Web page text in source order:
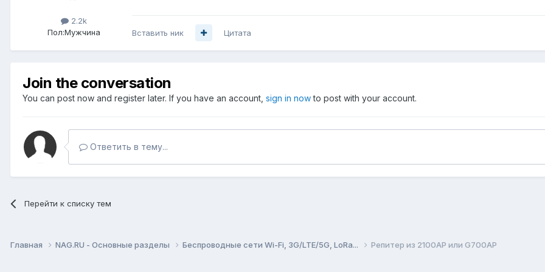
2.2k
Пол:Мужчина Вставить ник Цитата
Join the conversation
You can post now and register later. If you have an account, sign in nowto post with your account.
Ответить в тему...
Перейти к списку тем
Главная NAG.RU - Основные разделы Беспроводные сети Wi-Fi, 3G/LTE/5G, LoRa... Репитер из 2100AP или G700AP